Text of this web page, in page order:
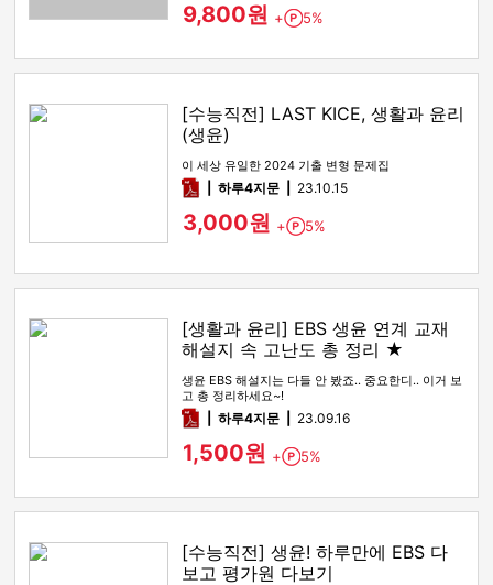
9,800원 + Point
5%
[수능직전] LAST KICE, 생활과 윤리
(생윤)
이 세상 유일한 2024 기출 변형 문제집
pdf하루4지문 23.10.15
3,000원 + Point
5%
[생활과 윤리] EBS 생윤 연계 교재
해설지 속 고난도 총 정리 ★
생윤 EBS 해설지는 다들 안 봤죠.. 중요한디.. 이거 보
고 총 정리하세요~!
pdf하루4지문 23.09.16
1,500원 + Point
5%
[수능직전] 생윤! 하루만에 EBS 다
보고 평가원 다보기